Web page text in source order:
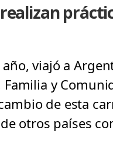
viajó a
y
de esta
otros países